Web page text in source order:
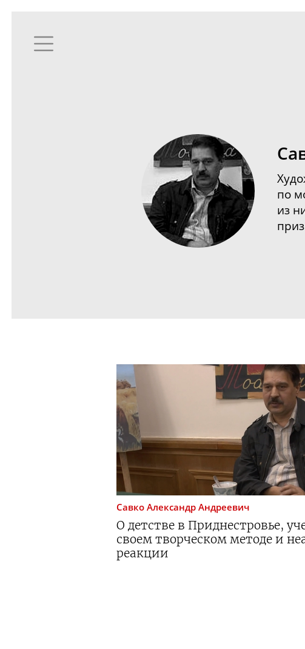
по
из
СавкоАлександр Андреевич
О детстве в Приднестровье,
своем творческом методе и
реакции